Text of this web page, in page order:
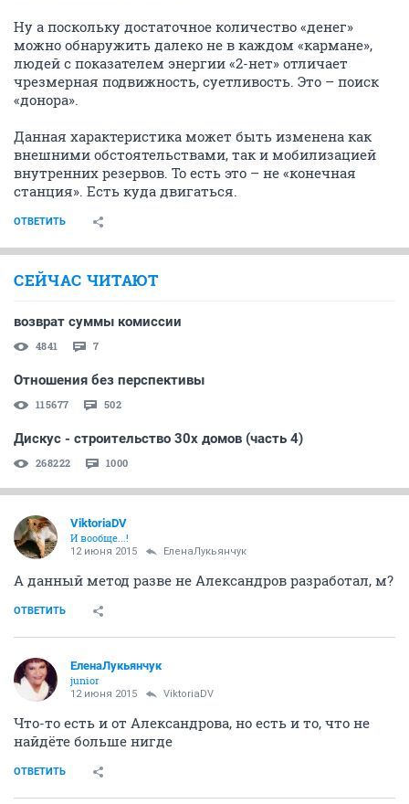
Ну а поскольку достаточное количество «денег»
можно обнаружить далеко не в каждом «кармане»,
людей с показателем энергии «2-нет» отличает
чрезмерная подвижность, суетливость. Это – поиск
«донора».
Данная характеристика может быть изменена как
внешними обстоятельствами, так и мобилизацией
внутренних резервов. То есть это – не «конечная
станция». Есть куда двигаться.
ОТВЕТИТЬ
СЕЙЧАС ЧИТАЮТ
возврат суммы комиссии
4841 7
Отношения без перспективы
115677 502
Дискус - строительство 30х домов (часть 4)
268222 1000
ViktoriaDV
И вообще...!
12 июня 2015 ЕленаЛукьянчук
А данный метод разве не Александров разработал, м?
ОТВЕТИТЬ
ЕленаЛукьянчук
junior
12 июня 2015 ViktoriaDV
Что-то есть и от Александрова, но есть и то, что не
найдёте больше нигде
ОТВЕТИТЬ